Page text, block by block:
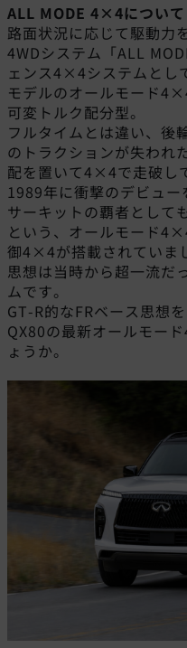
ALL MODE 4×4について
路面状況に応じて駆動力
4WDシステム「ALL
ェンス4×4システムとし
モデルのオールモード
可変トルク配分型。
フルタイムとは違い、後
のトラクションが失われ
配を置いて4×4で走破し
1989年に衝撃のデビュー
サーキットの覇者として
という、オールモード
御4×4が搭載されていま
思想は当時から超一流だ
ムです。
GT-R的なFRベース思想
QX80の最新オールモー
ょうか。